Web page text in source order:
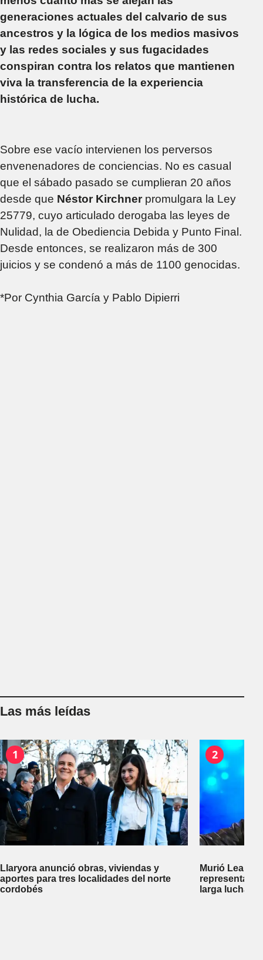
generaciones actuales del calvario de sus
ancestros y la lógica de los medios masivos
y las redes sociales y sus fugacidades
conspiran contra los relatos que mantienen
viva la transferencia de la experiencia
histórica de lucha.
Sobre ese vacío intervienen los perversos
envenenadores de conciencias. No es casual
que el sábado pasado se cumplieran 20 años
desde que Néstor Kirchnerpromulgara la Ley
25779, cuyo articulado derogaba las leyes de
Nulidad, la de Obediencia Debida y Punto Final.
Desde entonces, se realizaron más de 300
juicios y se condenó a más de 1100 genocidas.
*Por Cynthia García y Pablo Dipierri
Las más leídas
1
Llaryora anunció obras, viviendas y
aportes para tres localidades del norte
cordobés
2
Murió
larga lucha